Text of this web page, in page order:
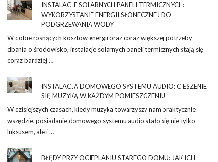
INSTALACJE SOLARNYCH PANELI TERMICZNYCH:
WYKORZYSTANIE ENERGII SŁONECZNEJ DO
PODGRZEWANIA WODY
W dobie rosnących kosztów energii oraz coraz większej potrzeby
dbania o środowisko, instalacje solarnych paneli termicznych stają się
coraz bardziej …
INSTALACJA DOMOWEGO SYSTEMU AUDIO: CIESZENIE
SIĘ MUZYKĄ W KAŻDYM POMIESZCZENIU
W dzisiejszych czasach, kiedy muzyka towarzyszy nam praktycznie
wszędzie, posiadanie domowego systemu audio stało się nie tylko
luksusem, ale i …
BŁĘDY PRZY OCIEPLANIU STAREGO DOMU: JAK ICH